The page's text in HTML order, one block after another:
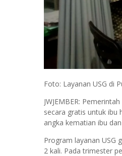
Foto: Layanan USG di
JWJEMBER:
secara gratis untuk ibu
angka kematian ibu
Program layanan USG
2 kali. Pada trimester